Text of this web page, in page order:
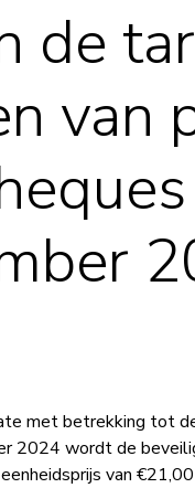
de
van
met betrekking tot
2024 wordt de
van